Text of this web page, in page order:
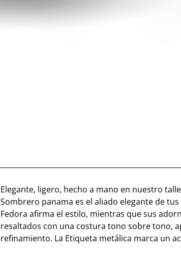
Elegante, ligero, hecho a mano en nuestro
Sombrero panama es el aliado elegante de
Fedora afirma el estilo, mientras que sus
resaltados con una costura tono sobre tono,
refinamiento. La Etiqueta metálica marca un